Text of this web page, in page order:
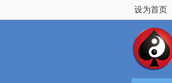
设为首页